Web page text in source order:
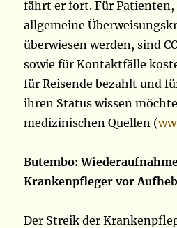
fährt er fort. Für Patienten,
allgemeine
überwiesen werden, sind
sowie für Kontaktfälle
für Reisende bezahlt und
ihren Status wissen
medizinischen Quellen (
Butembo:
Krankenpfleger vor
Der Streik der